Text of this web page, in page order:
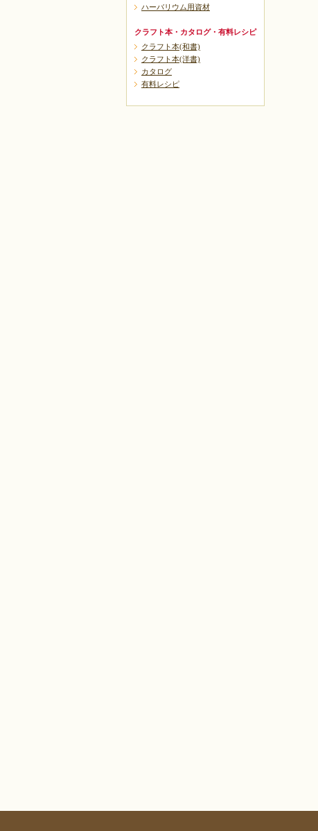
ハーバリウム用資材
クラフト本・カタログ・有料レシピ
クラフト本(和書)
クラフト本(洋書)
カタログ
有料レシピ